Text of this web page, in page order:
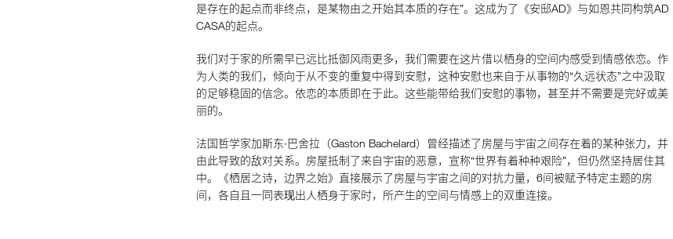
是存在的起点而非终点，是某物由之开始其本质的存在”。这成为了《安邸AD》与如恩共同构筑AD
CASA的起点。
我们对于家的所需早已远比抵御风雨更多，我们需要在这片借以栖身的空间内感受到情感依恋。作
为人类的我们，倾向于从不变的重复中得到安慰，这种安慰也来自于从事物的“久远状态”之中汲取
的足够稳固的信念。依恋的本质即在于此。这些能带给我们安慰的事物，甚至并不需要是完好或美
丽的。
法国哲学家加斯东·巴舍拉（Gaston Bachelard）曾经描述了房屋与宇宙之间存在着的某种张力，并
由此导致的敌对关系。房屋抵制了来自宇宙的恶意，宣称“世界有着种种艰险”，但仍然坚持居住其
中。《栖居之诗，边界之始》直接展示了房屋与宇宙之间的对抗力量，6间被赋予特定主题的房
间，各自且一同表现出人栖身于家时，所产生的空间与情感上的双重连接。